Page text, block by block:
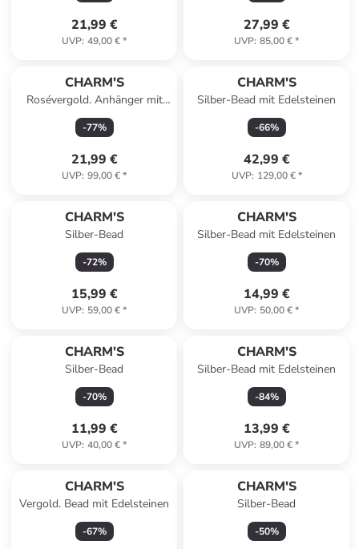
21,99 €
UVP: 49,00 €*
27,99 €
UVP: 85,00 €*
CHARM'S
Rosévergold. Anhänger mit
Edelsteinen
-77%
21,99 €
UVP: 99,00 €*
CHARM'S
Silber-Bead mit Edelsteinen
-66%
42,99 €
UVP: 129,00 €*
CHARM'S
Silber-Bead
-72%
15,99 €
UVP: 59,00 €*
CHARM'S
Silber-Bead mit Edelsteinen
-70%
14,99 €
UVP: 50,00 €*
CHARM'S
Silber-Bead
-70%
11,99 €
UVP: 40,00 €*
CHARM'S
Silber-Bead mit Edelsteinen
-84%
13,99 €
UVP: 89,00 €*
CHARM'S
Vergold. Bead mit Edelsteinen
-67%
CHARM'S
Silber-Bead
-50%